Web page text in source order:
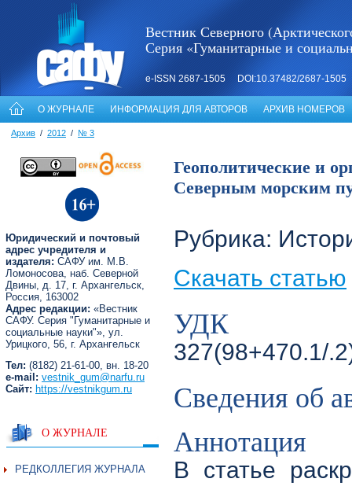
Вестник Северного
Серия «Гуманитарные и
e-ISSN 2687-1505 DOI:10.37482/2687-1505
О ЖУРНАЛЕ ИНФОРМАЦИЯ ДЛЯ АВТОРОВ АРХИВ НОМЕРОВ
Архив / 2012 / № 3
Юридический и почтовый
адрес учредителя и
издателя: САФУ им. М.В.
Ломоносова, наб. Северной
Двины, д. 17, г. Архангельск,
Россия, 163002
Адрес редакции: «Вестник
САФУ. Серия "Гуманитарные и
социальные науки"», ул.
Урицкого, 56, г. Архангельск
Тел: (8182) 21-61-00, вн. 18-20
e-mail: vestnik_gum@narfu.ru
Сайт: https://vestnikgum.ru
О ЖУРНАЛЕ
РЕДКОЛЛЕГИЯ ЖУРНАЛА
Геополитические и
Северным морским
Рубрика:
Скачать статью
УДК
327(98+470.1/
Сведения об
Аннотация
В статье